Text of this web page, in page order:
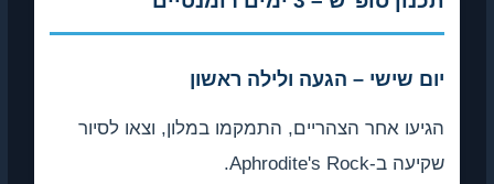
יום שישי – הגעה ולילה ראשון
הגיעו אחר הצהריים, התמקמו במלון, וצאו לסיור
שקיעה ב-Aphrodite's Rock.